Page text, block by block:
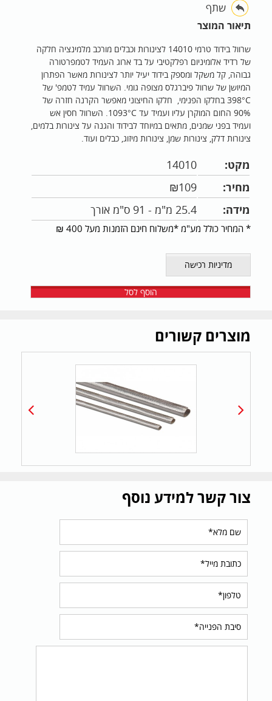
שתף
תיאור המוצר
שרוול בידוד טרמי 14010 לצינורות וכבלים מורכב מלמינציה חלקה
של רדיד אלומיניום רפלקטיבי על בד ארוג העמיד לטמפרטורה
גבוהה, קל משקל ומספק בידוד יעיל יותר לצינורות מאשר הפתרון
המיושן של שרוול פיברגלס מצופה גומי. השרוול עמיד לטמפ' של
398°C בחלקו הפנימי, חלקו החיצוני מאפשר הקרנה חזרה של
90% החום המוקרן עליו ועמיד עד 1093°C. השרוול חסין אש
ועמיד בפני שמנים, מתאים במיוחד לבידוד והגנה על צינורות בלמים,
צינורות דלק, צינורות שמן, צינורות מיזוג, כבלים ועוד.
מקט:
14010
מחיר:
₪109
מידה:
25.4 מ"מ - 91 ס"מ אורך
* המחיר כולל מע"מ *משלוח חינם הזמנות מעל 400 ₪
מדיניות רכישה
הוסף לסל
מוצרים קשורים
צור קשר למידע נוסף